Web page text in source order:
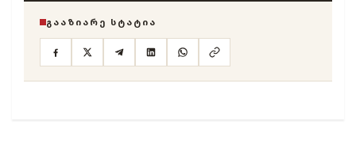
ᲒᲐᲐᲖᲘᲐᲠᲔ ᲡᲢᲐᲢᲘᲐ